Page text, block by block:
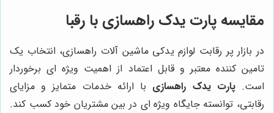
مقایسه پارت یدک راهسازی با رقبا
در بازار پر رقابت لوازم یدکی ماشین آلات راهسازی، انتخاب یک
تامین کننده معتبر و قابل اعتماد از اهمیت ویژه ای برخوردار
است.پارت یدک راهسازی با ارائه خدمات متمایز و مزایای
رقابتی، توانسته جایگاه ویژه ای در بین مشتریان خود کسب کند.